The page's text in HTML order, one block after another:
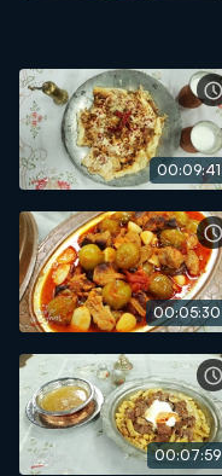
00:09:41
00:05:30
00:07:59